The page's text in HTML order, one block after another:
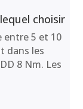
choisir
entre 5 et 10
dans les
8 Nm. Les